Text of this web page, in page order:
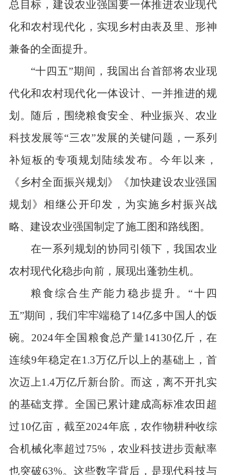
总目标，建设农业强国要一体推进农业现代
化和农村现代化，实现乡村由表及里、形神
兼备的全面提升。
“十四五”期间，我国出台首部将农业现
代化和农村现代化一体设计、一并推进的规
划。随后，围绕粮食安全、种业振兴、农业
科技发展等“三农”发展的关键问题，一系列
补短板的专项规划陆续发布。今年以来，
《乡村全面振兴规划》《加快建设农业强国
规划》相继公开印发，为实施乡村振兴战
略、建设农业强国制定了施工图和路线图。
在一系列规划的协同引领下，我国农业
农村现代化稳步向前，展现出蓬勃生机。
粮食综合生产能力稳步提升。“十四
五”期间，我们牢牢端稳了14亿多中国人的饭
碗。2024年全国粮食总产量14130亿斤，在
连续9年稳定在1.3万亿斤以上的基础上，首
次迈上1.4万亿斤新台阶。而这，离不开扎实
的基础支撑。全国已累计建成高标准农田超
过10亿亩，截至2024年底，农作物耕种收综
合机械化率超过75%，农业科技进步贡献率
也突破63%。这些数字背后，是现代科技与